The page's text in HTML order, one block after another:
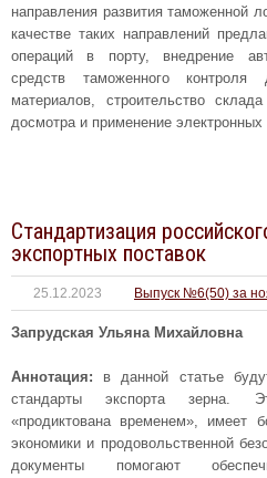
направления развития таможенной
качестве таких направлений
операций в порту, внедрение
средств таможенного контроля
материалов, строительство
досмотра и применение
Стандартизация
экспортных поставок
25.12.2023 Выпуск №6(50) за
Запрудская Ульяна Михайловна
Аннотация: в данной статье
стандарты экспорта зерна.
«продиктована временем», имеет
экономики и продовольственной
документы помогают